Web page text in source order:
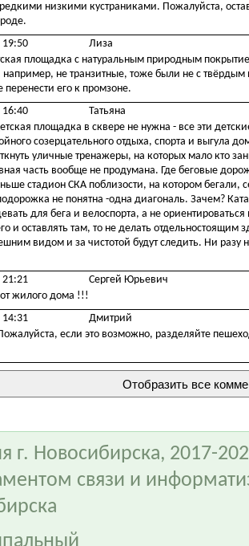
редкими низкими кустраниками. Пожалуйста,
19:50
Лиза
площадка с натуральным природным
например, не транзитные, тоже были не с
перенести его к промзоне.
16:40
Татьяна
площадка в сквере не нужна - все эти
созерцательного отдыха, спорта и выгула
уличные тренажеры, на которых мало кто
часть вообще не продумана. Где беговые
стадион СКА поблизости, на котором бегали,
не понятна -одна диагональ. Зачем?
для бега и велоспорта, а не
и оставлять там, то не делать отдельностоящим
видом и за чистотой будут следить. Ни разу
21:21
Сергей Юрьевич
от жилого дома !!!
14:31
Дмитрий
если это возможно, разделяйте
г. Новосибирска, 2017-
связи и